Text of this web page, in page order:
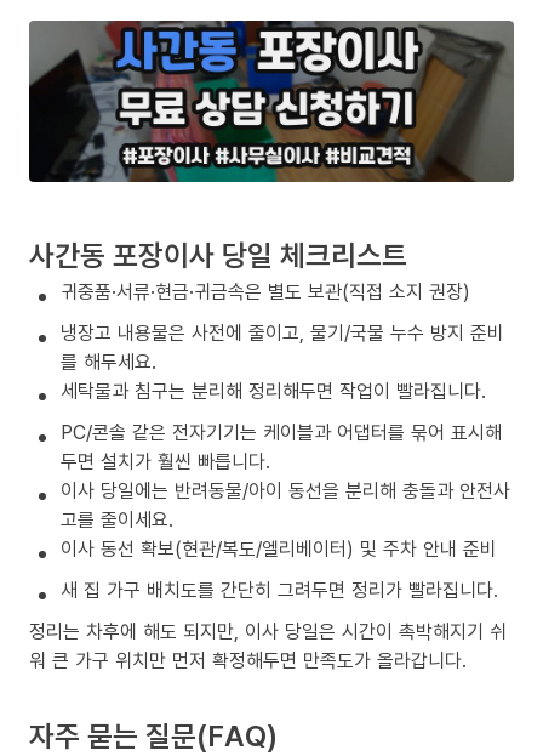
사간동 포장이사 당일 체크리스트
귀중품·서류·현금·귀금속은 별도 보관(직접 소지 권장)
냉장고 내용물은 사전에 줄이고, 물기/국물 누수 방지 준비
를 해두세요.
세탁물과 침구는 분리해 정리해두면 작업이 빨라집니다.
PC/콘솔 같은 전자기기는 케이블과 어댑터를 묶어 표시해
두면 설치가 훨씬 빠릅니다.
이사 당일에는 반려동물/아이 동선을 분리해 충돌과 안전사
고를 줄이세요.
이사 동선 확보(현관/복도/엘리베이터) 및 주차 안내 준비
새 집 가구 배치도를 간단히 그려두면 정리가 빨라집니다.
정리는 차후에 해도 되지만, 이사 당일은 시간이 촉박해지기 쉬
워 큰 가구 위치만 먼저 확정해두면 만족도가 올라갑니다.
자주 묻는 질문(FAQ)